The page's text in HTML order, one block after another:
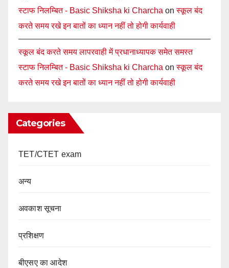
स्टाफ निलम्बित - Basic Shiksha ki Charcha onस्कूल बंद
करते समय रखे इन बातों का ध्यान नहीं तो होगी कार्यवाही
स्कूल बंद करते समय लापरवाही में प्रधानाध्यापक समेत समस्त
स्टाफ निलम्बित - Basic Shiksha ki Charcha onस्कूल बंद
करते समय रखे इन बातों का ध्यान नहीं तो होगी कार्यवाही
Categories
TET/CTET exam
अन्य
अवकाश सूचना
प्रशिक्षण
बीएसए का आदेश